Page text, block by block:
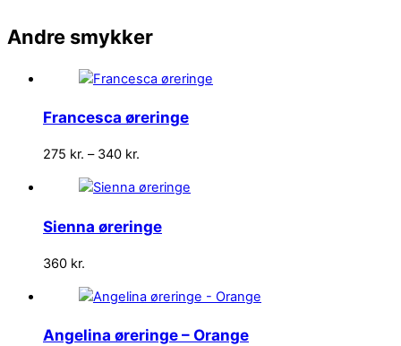
Andre smykker
Francesca øreringe
275 kr. – 340 kr.
til
Sienna øreringe
360 kr.
Angelina øreringe – Orange